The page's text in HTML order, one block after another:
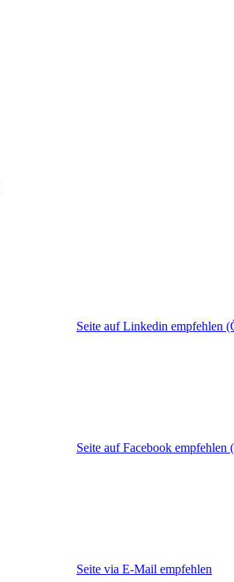
Seite auf Linkedin empfehlen
Seite auf Facebook empfehlen
Seite via E-Mail empfehlen